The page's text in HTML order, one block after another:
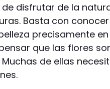
disfrutar de la
Basta con
precisamente
que las flores
de ellas